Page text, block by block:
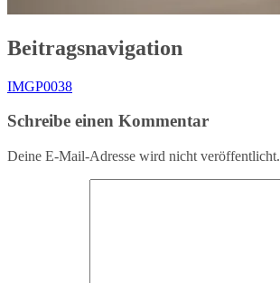
Beitragsnavigation
IMGP0038
Schreibe einen Kommentar
Deine E-Mail-Adresse wird nicht veröffentlicht.